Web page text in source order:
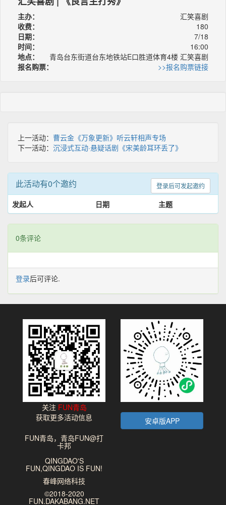
主办：
汇笑喜剧
收费：
180
日期：
7/18
时间：
16:00
地点：
青岛台东街道台东地铁站E口胜道体育4楼 汇笑喜剧
报名购票：
>>报名购票链接
上一活动： 曹云金《万象更新》听云轩相声专场
下一活动： 沉浸式互动·悬疑话剧《宋美龄耳环丢了》
登录后可发起邀约
此活动有0个邀约
发起人 日期 主题
0条评论
登录后可评论.
关注 FUN青岛
获取更多活动信息
安卓版APP
FUN青岛，青岛FUN@打
卡邦
QINGDAO'S
FUN,QINGDAO IS FUN!
春峰网络科技
©2018-2020
FUN.DAKABANG.NET